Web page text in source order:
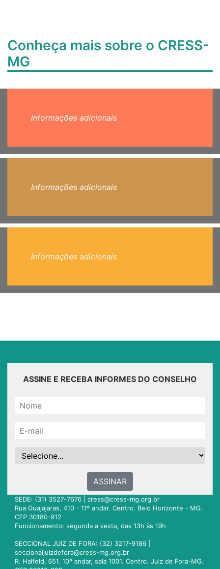
Conheça mais sobre o CRESS-
MG
Informações adicionais
Informações adicionais
Informações adicionais
ASSINE E RECEBA INFORMES DO CONSELHO
ASSINAR
SEDE: (31) 3527-7676 | cress@cress-mg.org.br
Rua Guajajaras, 410 - 11º andar. Centro. Belo Horizonte - MG.
CEP 30180-912
Funcionamento: segunda a sexta, das 13h às 19h
SECCIONAL JUIZ DE FORA: (32) 3217-9186 |
seccionaljuizdefora@cress-mg.org.br
R. Halfeld, 651. 10º andar, sala 1001. Centro. Juiz de Fora-MG.